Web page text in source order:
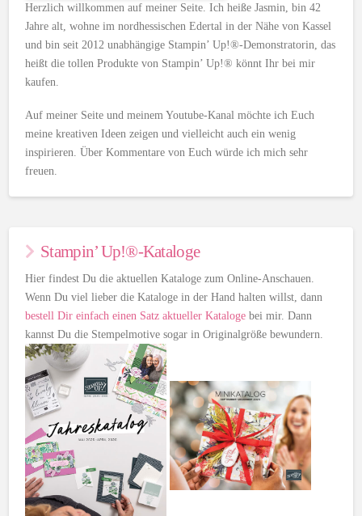
Herzlich willkommen auf meiner Seite. Ich heiße Jasmin, bin 42
Jahre alt, wohne im nordhessischen Edertal in der Nähe von Kassel
und bin seit 2012 unabhängige Stampin’ Up!®-Demonstratorin, das
heißt die tollen Produkte von Stampin’ Up!® könnt Ihr bei mir
kaufen.
Auf meiner Seite und meinem Youtube-Kanal möchte ich Euch
meine kreativen Ideen zeigen und vielleicht auch ein wenig
inspirieren. Über Kommentare von Euch würde ich mich sehr
freuen.
Stampin’ Up!®-Kataloge
Hier findest Du die aktuellen Kataloge zum Online-Anschauen.
Wenn Du viel lieber die Kataloge in der Hand halten willst, dann
bestell Dir einfach einen Satz aktueller Kataloge bei mir. Dann
kannst Du die Stempelmotive sogar in Originalgröße bewundern.